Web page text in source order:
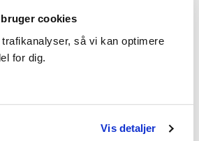
cookies
så vi kan optimere
for dig.
Vis detaljer